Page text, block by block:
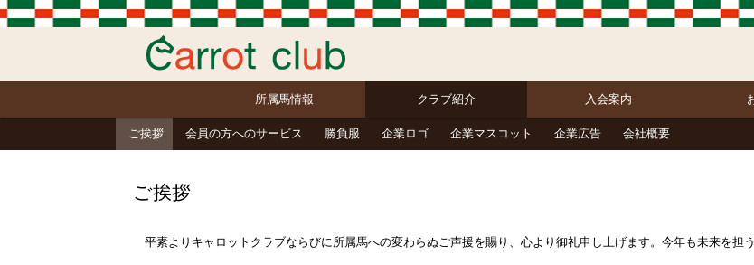
所属馬情報 クラブ紹介 入会案内
ご挨拶 会員の方へのサービス 勝負服 企業ロゴ 企業マスコット 企業広告 会社概要
ご挨拶
平素よりキャロットクラブならびに所属馬への変わらぬご声援を賜り、心より御礼申し上げます。今年も未来を担